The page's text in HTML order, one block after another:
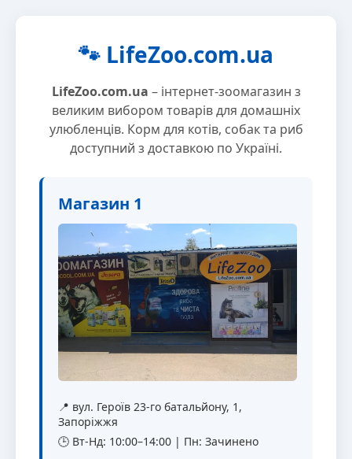
🐾 LifeZoo.com.ua
LifeZoo.com.ua – інтернет-зоомагазин з
великим вибором товарів для домашніх
улюбленців. Корм для котів, собак та риб
доступний з доставкою по Україні.
Магазин 1
📍 вул. Героїв 23-го батальйону, 1,
Запоріжжя
🕒 Вт-Нд: 10:00–14:00 | Пн: Зачинено